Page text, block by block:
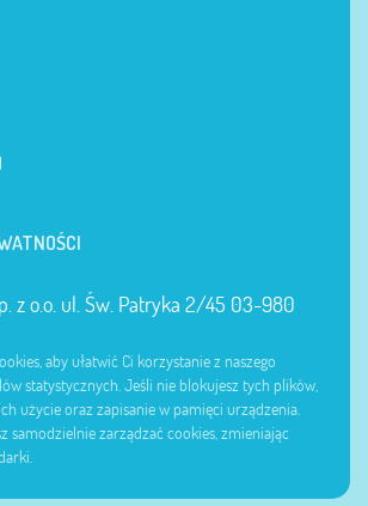
z o.o. ul. Św. Patryka 2/45 03-980
aby ułatwić Ci korzystanie z naszego
statystycznych. Jeśli nie blokujesz tych plików,
użycie oraz zapisanie w pamięci urządzenia.
samodzielnie zarządzać cookies, zmieniając